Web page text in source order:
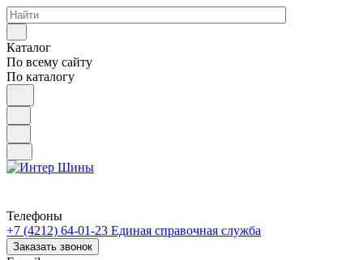
Каталог
По всему сайту
По каталогу
Телефоны
+7 (4212) 64-01-23 Единая справочная служба
Заказать звонок